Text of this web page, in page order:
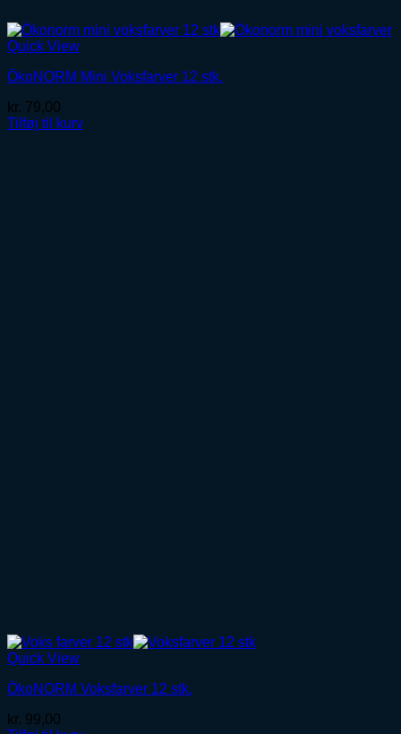
Quick View
ÖkoNORM Mini Voksfarver 12 stk.
kr. 79,00
Tilføj til kurv
Quick View
ÖkoNORM Voksfarver 12 stk.
kr. 99,00